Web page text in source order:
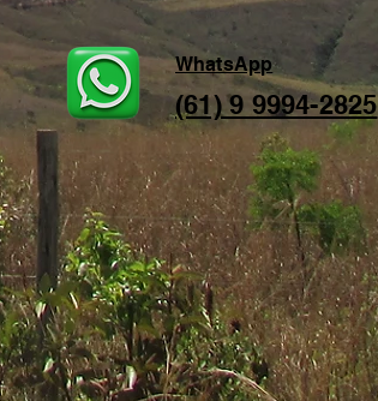
WhatsApp
(61) 9 9994-2825